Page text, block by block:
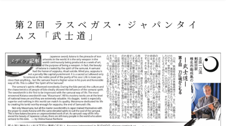
第2回 ラスベガス・ジャパンタイ
ムス「武士道」
メディア記事